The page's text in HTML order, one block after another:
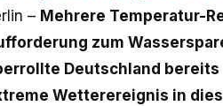
– Mehrere Temperatur-
zum
Deutschland
Wetterereignis in